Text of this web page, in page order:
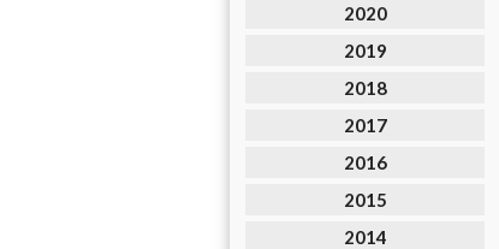
2020
2019
2018
2017
2016
2015
2014